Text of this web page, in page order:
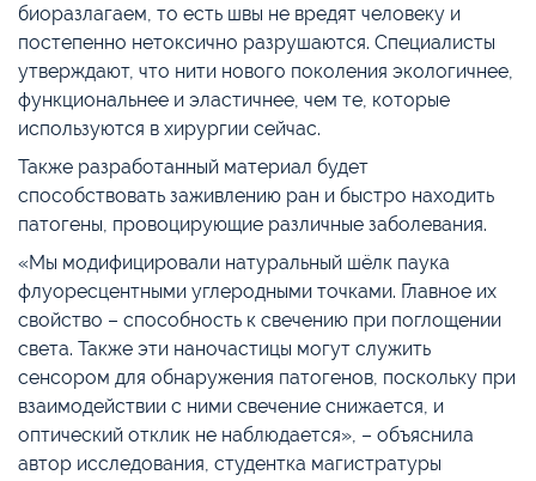
биоразлагаем, то есть швы не вредят человеку и
постепенно нетоксично разрушаются. Специалисты
утверждают, что нити нового поколения экологичнее,
функциональнее и эластичнее, чем те, которые
используются в хирургии сейчас.
Также разработанный материал будет
способствовать заживлению ран и быстро находить
патогены, провоцирующие различные заболевания.
«Мы модифицировали натуральный шёлк паука
флуоресцентными углеродными точками. Главное их
свойство – способность к свечению при поглощении
света. Также эти наночастицы могут служить
сенсором для обнаружения патогенов, поскольку при
взаимодействии с ними свечение снижается, и
оптический отклик не наблюдается», – объяснила
автор исследования, студентка магистратуры